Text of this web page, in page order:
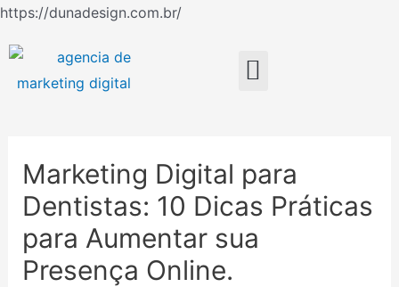
https://dunadesign.com.br/Ir
Menu
Marketing Digital para
Dentistas: 10 Dicas Práticas
para Aumentar sua
Presença Online.
de
Post